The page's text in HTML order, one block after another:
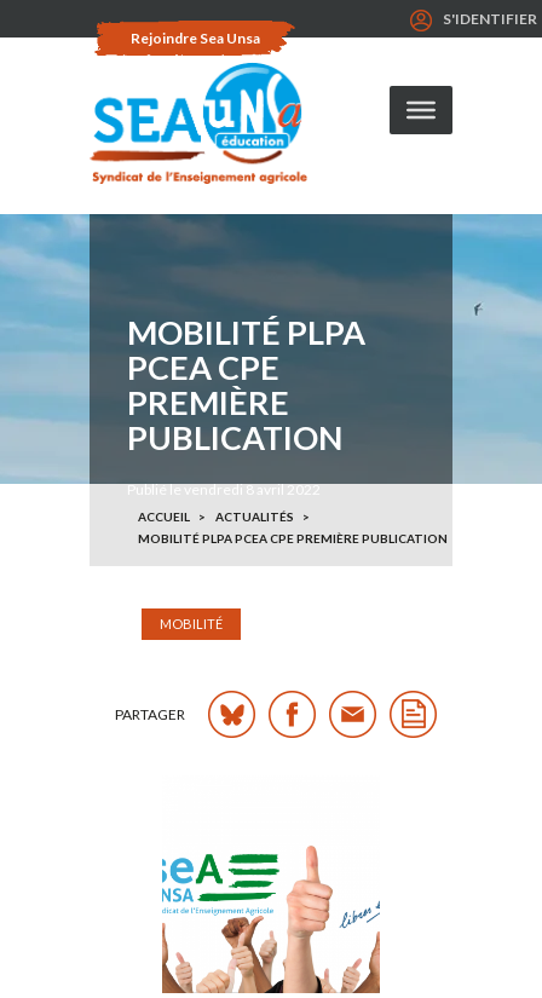
Rejoindre Sea Unsa
S'IDENTIFIER
MOBILITÉ PLPA
PCEA CPE
PREMIÈRE
PUBLICATION
Publié le vendredi 8 avril 2022
ACCUEIL
ACTUALITÉS
MOBILITÉ PLPA PCEA CPE PREMIÈRE PUBLICATION
MOBILITÉ
PARTAGER